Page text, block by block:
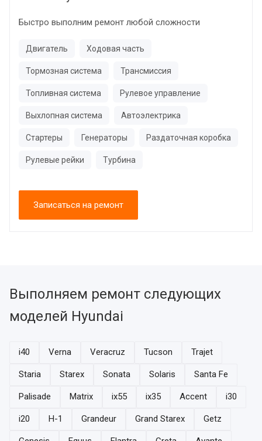
Быстро выполним ремонт любой сложности
Двигатель Ходовая часть
Тормозная система Трансмиссия
Топливная система Рулевое управление
Выхлопная система Автоэлектрика
Стартеры Генераторы Раздаточная коробка
Рулевые рейки Турбина
Записаться на ремонт
Выполняем ремонт следующих
моделей Hyundai
i40 Verna Veracruz Tucson Trajet
Staria Starex Sonata Solaris Santa Fe
Palisade Matrix ix55 ix35 Accent i30
i20 H-1 Grandeur Grand Starex Getz